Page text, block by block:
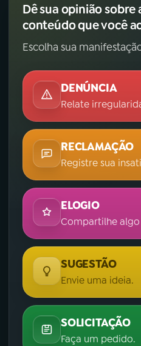
Dê sua opinião sobre
conteúdo que você
Escolha sua
DENÚNCIA
Relate
RECLAMAÇÃO
Registre sua
ELOGIO
Compartilhe
SUGESTÃO
Envie uma ideia.
SOLICITAÇÃO
Faça um pedido.